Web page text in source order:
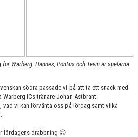
Warberg. Hannes, Pontus och Tevin är spelarna
södra passade vi på att ta ett snack med
ICs tränare Johan Astbrant.
vad vi kan förvänta oss på lördag samt vilka
lördagens drabbning 😊